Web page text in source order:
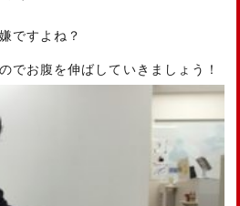
ですよね？
でお腹を伸ばしていきましょう！